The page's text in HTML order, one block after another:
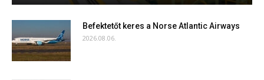
Befektetőt keres a Norse Atlantic Airways
2026.08.06.